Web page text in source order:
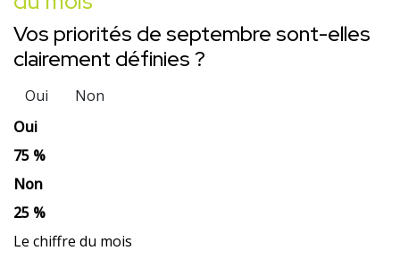
Vos priorités de septembre sont-elles
clairement définies ?
Oui
Non
Oui
75 %
Non
25 %
Le chiffre du mois